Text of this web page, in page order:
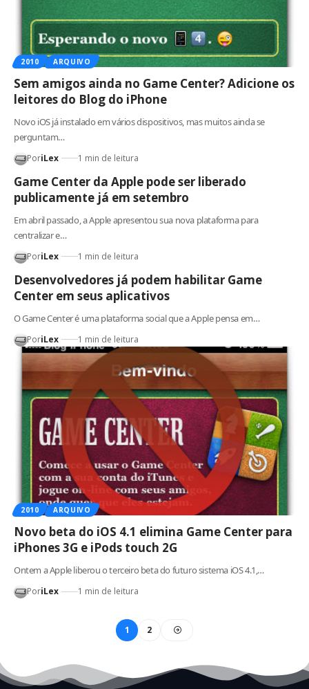
2010 ARQUIVO
Sem amigos ainda no Game Center? Adicione os
leitores do Blog do iPhone
Novo iOS já instalado em vários dispositivos, mas muitos ainda se
perguntam…
PoriLex 1 min de leitura
Game Center da Apple pode ser liberado
publicamente já em setembro
Em abril passado, a Apple apresentou sua nova plataforma para
centralizar e…
PoriLex 1 min de leitura
Desenvolvedores já podem habilitar Game
Center em seus aplicativos
O Game Center é uma plataforma social que a Apple pensa em…
PoriLex 1 min de leitura
2010 ARQUIVO
Novo beta do iOS 4.1 elimina Game Center para
iPhones 3G e iPods touch 2G
Ontem a Apple liberou o terceiro beta do futuro sistema iOS 4.1,…
PoriLex 1 min de leitura
1 2